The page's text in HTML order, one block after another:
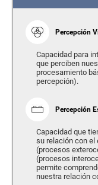
Percepción
Capacidad para
que perciben
procesamiento
percepción).
Percepción
Capacidad que
su relación con el
(procesos
(procesos
permite
nuestra relación